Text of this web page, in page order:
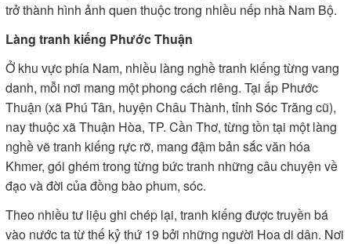
trở thành hình ảnh quen thuộc trong nhiều nếp nhà Nam Bộ.
Làng tranh kiếng Phước Thuận
Ở khu vực phía Nam, nhiều làng nghề tranh kiếng từng vang
danh, mỗi nơi mang một phong cách riêng. Tại ấp Phước
Thuận (xã Phú Tân, huyện Châu Thành, tỉnh Sóc Trăng cũ),
nay thuộc xã Thuận Hòa, TP. Cần Thơ, từng tồn tại một làng
nghề vẽ tranh kiếng rực rỡ, mang đậm bản sắc văn hóa
Khmer, gói ghém trong từng bức tranh những câu chuyện về
đạo và đời của đồng bào phum, sóc.
Theo nhiều tư liệu ghi chép lại, tranh kiếng được truyền bá
vào nước ta từ thế kỷ thứ 19 bởi những người Hoa di dân. Nơi